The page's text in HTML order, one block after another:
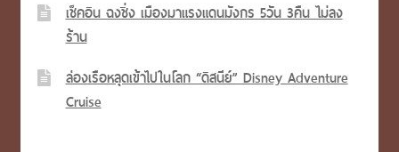
เช็คอิน ฉงชิ่ง เมืองมาแรงแดนมังกร 5วัน 3คืน ไม่ลง
ร้าน
ล่องเรือหลุดเข้าไปในโลก “ดิสนีย์” Disney Adventure
Cruise